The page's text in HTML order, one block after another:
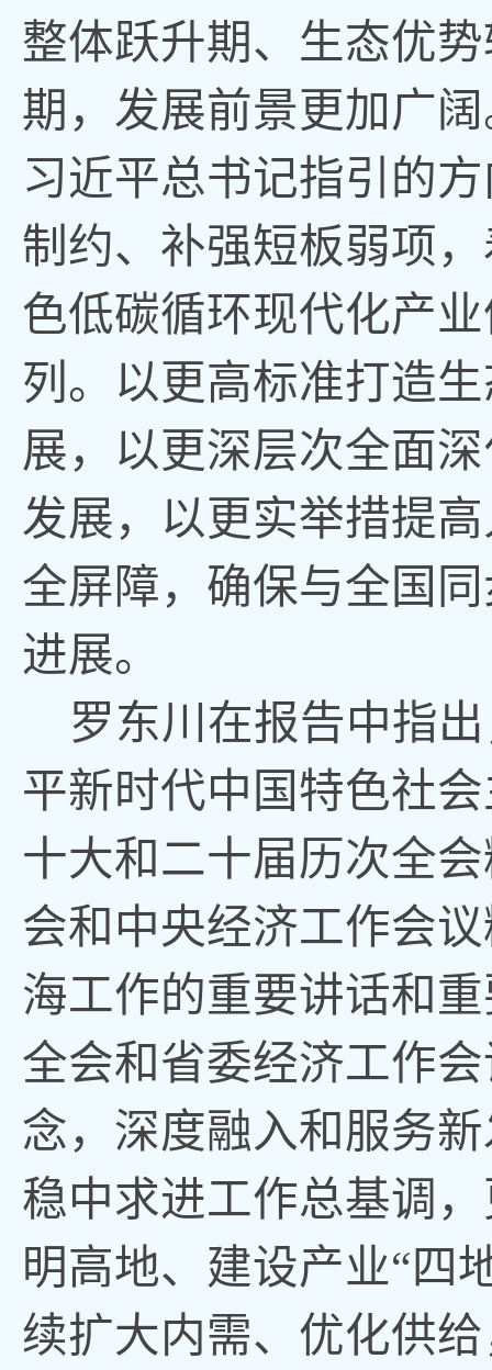
整体跃升期、生态优
期，发展前景更加广阔
习近平总书记指引的
制约、补强短板弱项
色低碳循环现代化产
列 。 以更高标准打造
展， 以更深层次全面
发展， 以更实举措提
全屏障， 确保与全国
进展。
罗东川在报告中指出
平新时代中国特色社
十大和二十届历次全
会和中央经济工作会
海工作的重要讲话和
全会和省委经济工作
念， 深度融入和服务
稳中求进工作总基调
明高地、建设产业“四
续扩大内需、优化供给